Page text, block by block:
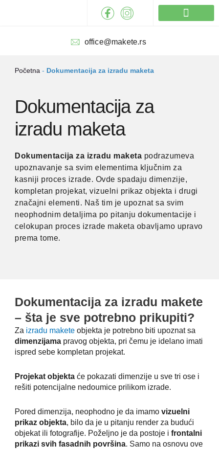
office@makete.rs
Početna - Dokumentacija za izradu maketa
Dokumentacija za
izradu maketa
Dokumentacija za izradu maketa podrazumeva
upoznavanje sa svim elementima ključnim za
kasniji proces izrade. Ovde spadaju dimenzije,
kompletan projekat, vizuelni prikaz objekta i drugi
značajni elementi. Naš tim je upoznat sa svim
neophodnim detaljima po pitanju dokumentacije i
celokupan proces izrade maketa obavljamo upravo
prema tome.
Dokumentacija za izradu makete
– šta je sve potrebno prikupiti?
Za izradu makete objekta je potrebno biti upoznat sa
dimenzijama pravog objekta, pri čemu je idelano imati
ispred sebe kompletan projekat.
Projekat objekta će pokazati dimenzije u sve tri ose i
rešiti potencijalne nedoumice prilikom izrade.
Pored dimenzija, neophodno je da imamo vizuelni
prikaz objekta, bilo da je u pitanju render za budući
objekat ili fotografije. Poželjno je da postoje i frontalni
prikazi svih fasadnih površina. Samo na osnovu ove